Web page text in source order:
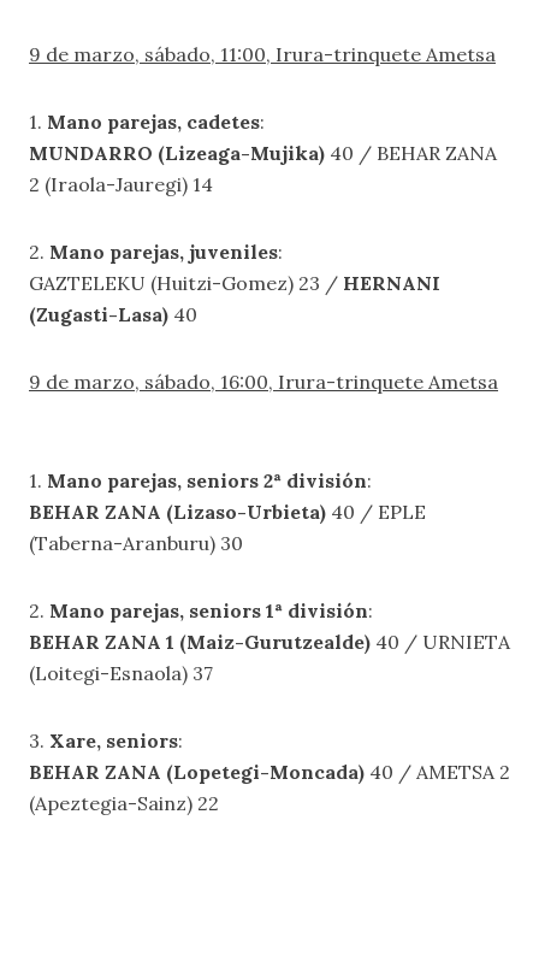
9 de marzo, sábado, 11:00, Irura-trinquete Ametsa
1. Mano parejas, cadetes:
MUNDARRO (Lizeaga-Mujika) 40 / BEHAR ZANA
2 (Iraola-Jauregi) 14
2. Mano parejas, juveniles:
GAZTELEKU (Huitzi-Gomez) 23 / HERNANI
(Zugasti-Lasa) 40
9 de marzo, sábado, 16:00, Irura-trinquete Ametsa
1. Mano parejas, seniors 2ª división:
BEHAR ZANA (Lizaso-Urbieta) 40 / EPLE
(Taberna-Aranburu) 30
2. Mano parejas, seniors 1ª división:
BEHAR ZANA 1 (Maiz-Gurutzealde) 40 / URNIETA
(Loitegi-Esnaola) 37
3. Xare, seniors:
BEHAR ZANA (Lopetegi-Moncada) 40 / AMETSA 2
(Apeztegia-Sainz) 22